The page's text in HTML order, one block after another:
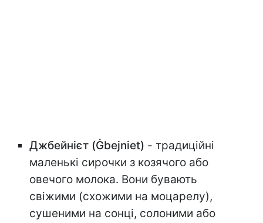
Джбейнієт (Ġbejniet) - традиційні
маленькі сирочки з козячого або
овечого молока. Вони бувають
свіжими (схожими на моцарелу),
сушеними на сонці, солоними або